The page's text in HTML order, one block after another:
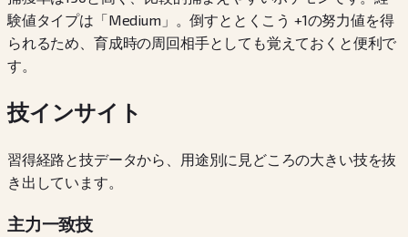
験値タイプは「Medium」。倒すととくこう +1の努力値を得
られるため、育成時の周回相手としても覚えておくと便利で
す。
技インサイト
習得経路と技データから、用途別に見どころの大きい技を抜
き出しています。
主力一致技